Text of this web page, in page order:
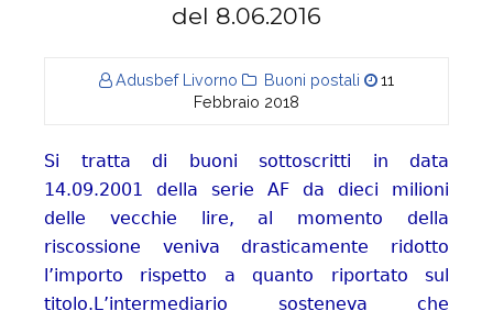
del 8.06.2016
Adusbef Livorno Buoni postali
11
Febbraio 2018
Si tratta di buoni sottoscritti in data
14.09.2001 della serie AF da dieci milioni
delle vecchie lire, al momento della
riscossione veniva drasticamente ridotto
l’importo rispetto a quanto riportato sul
titolo.L’intermediario sosteneva che